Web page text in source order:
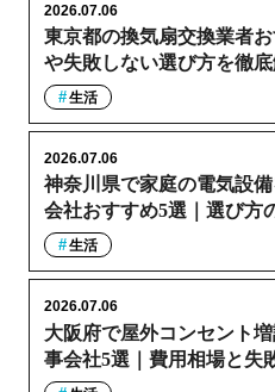
東京都の換気扇交換業者
や失敗しない選び方を徹
2026.07.06
生活
神奈川県で家庭の電気設
会社おすすめ5選｜選び方
2026.07.06
生活
大阪府で屋外コンセント
事会社5選｜費用相場と失
2026.07.06